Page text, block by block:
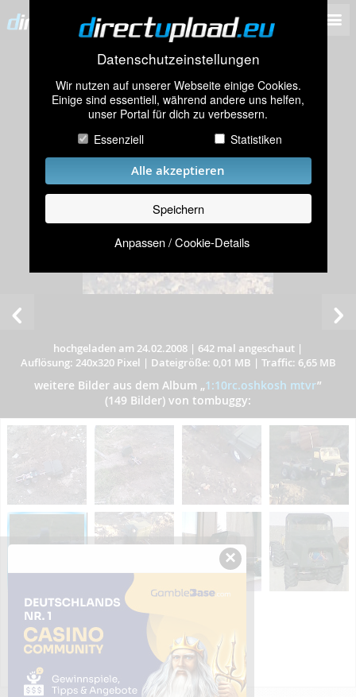
Datenschutzeinstellungen
Wir nutzen auf unserer Webseite einige Cookies.
Einige sind essentiell, während andere uns helfen,
unser Portal für dich zu verbessern.
Essenziell
Statistiken
Alle akzeptieren
Speichern
Anpassen / Cookie-Details
hochgeladen am 24.02.2008 | 642 mal angeschaut |
Auflösung: 240x320 Pixel | Dateigröße: 0,01 MB | Traffic: 6,65 MB
weitere Bilder aus dem Album „1:10rc.oshkosh mtvr”
(149 Bilder) von tombuggy:
×